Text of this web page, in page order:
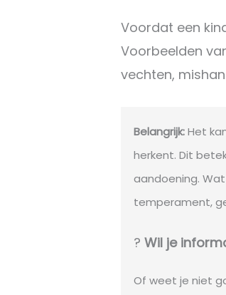
Voordat een
Voorbeelden
vechten,
Belangrijk:Het
herkent. Dit
aandoening.
temperament,
? Wil je
Of weet je niet